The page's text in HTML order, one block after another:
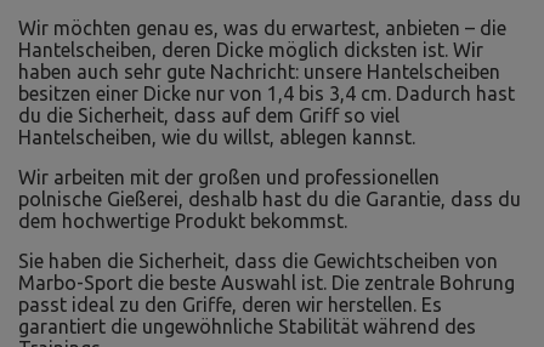
Wir möchten genau es, was du erwartest, anbieten – die
Hantelscheiben, deren Dicke möglich dicksten ist. Wir
haben auch sehr gute Nachricht: unsere Hantelscheiben
besitzen einer Dicke nur von 1,4 bis 3,4 cm. Dadurch hast
du die Sicherheit, dass auf dem Griff so viel
Hantelscheiben, wie du willst, ablegen kannst.
Wir arbeiten mit der großen und professionellen
polnische Gießerei, deshalb hast du die Garantie, dass du
dem hochwertige Produkt bekommst.
Sie haben die Sicherheit, dass die Gewichtscheiben von
Marbo-Sport die beste Auswahl ist. Die zentrale Bohrung
passt ideal zu den Griffe, deren wir herstellen. Es
garantiert die ungewöhnliche Stabilität während des